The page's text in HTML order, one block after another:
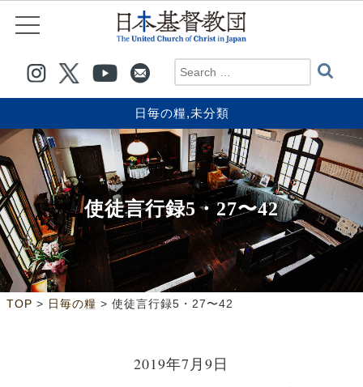
日毎の糧,未分類
使徒言行録5・27〜42
TOP > 日毎の糧 > 使徒言行録5・27〜42
2019年7月9日